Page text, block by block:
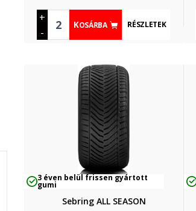
+
-
KOSÁRBA RÉSZLETEK
3 éven belül frissen gyártott
gumi
Sebring ALL SEASON